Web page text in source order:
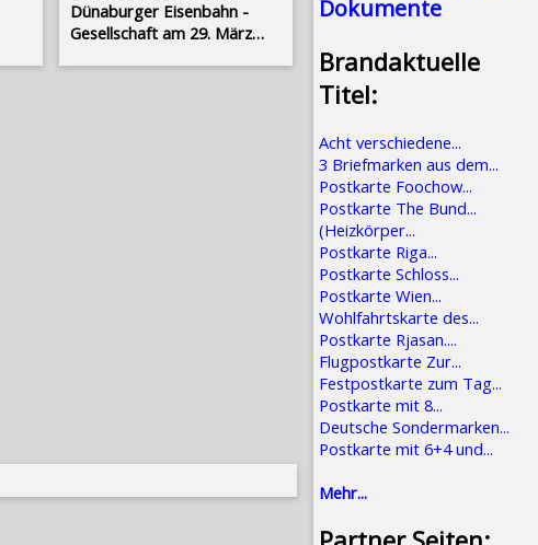
Dokumente
Brandaktuelle
Titel:
Acht verschiedene...
3 Briefmarken aus dem...
Postkarte Foochow...
Postkarte The Bund...
(Heizkörper...
Postkarte Riga...
Postkarte Schloss...
Postkarte Wien...
Wohlfahrtskarte des...
Postkarte Rjasan....
Flugpostkarte Zur...
Festpostkarte zum Tag...
Postkarte mit 8...
Deutsche Sondermarken...
Postkarte mit 6+4 und...
Mehr...
Dünaburger Eisenbahn -
Gesellschaft am 29. März